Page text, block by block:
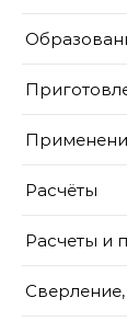
Расчёты
Расчеты и